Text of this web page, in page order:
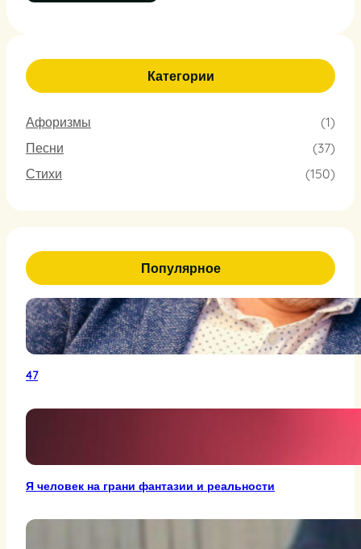
Категории
Афоризмы
(1)
Песни
(37)
Стихи
(150)
Популярное
47
Я человек на грани фантазии и реальности